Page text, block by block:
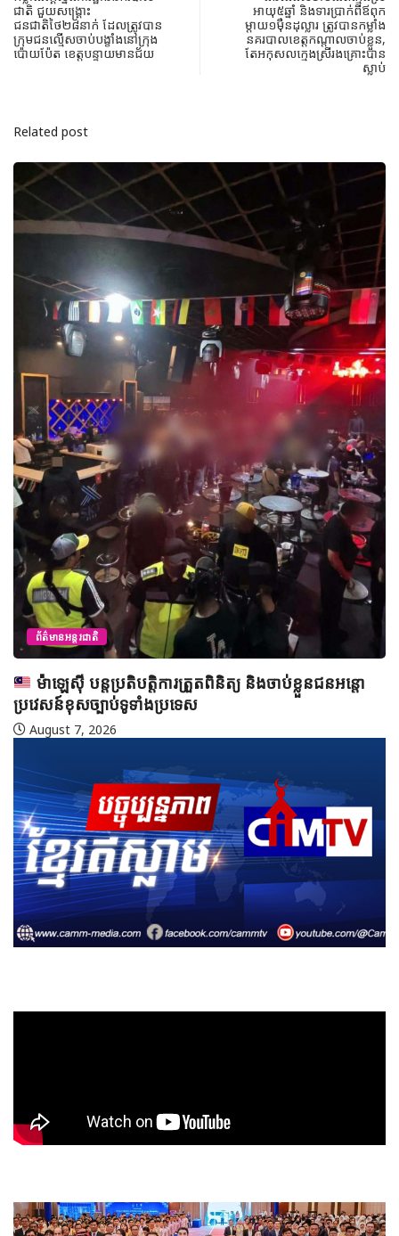
ជាតិ ជួយសង្គ្រោះ
ជនជាតិថៃ២៨នាក់ ដែលត្រូវបាន
ក្រុមជនល្មើសចាប់បង្ខាំងនៅក្រុង
ប៉ោយប៉ែត ខេត្តបន្ទាយមានជ័យ
អាយុ៥ឆ្នាំ និងទារប្រាក់ពីឪពុក
ម្តាយ១ម៉ឺនដុល្លារ ត្រូវបានកម្លាំង
នគរបាលខេត្តកណ្តាលចាប់ខ្លួន,
តែអកុសលក្មេងស្រីរងគ្រោះបាន
ស្លាប់
Related post
ព័ត៌មានអន្តរជាតិ
ម៉ាឡេស៊ី បន្តប្រតិបត្តិការត្រួតពិនិត្យ និងចាប់ខ្លួនជនអន្តោ
ប្រវេសន៍ខុសច្បាប់ទូទាំងប្រទេស
August 7, 2026